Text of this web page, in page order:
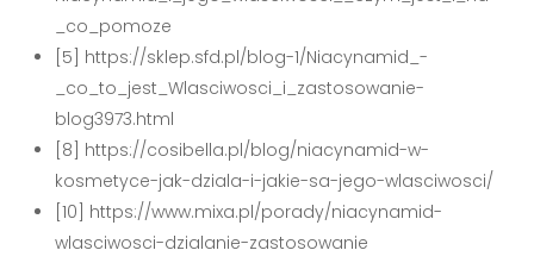
_co_pomoze
[5] https://sklep.sfd.pl/blog-1/Niacynamid_-
_co_to_jest_Wlasciwosci_i_zastosowanie-
blog3973.html
[8] https://cosibella.pl/blog/niacynamid-w-
kosmetyce-jak-dziala-i-jakie-sa-jego-wlasciwosci/
[10] https://www.mixa.pl/porady/niacynamid-
wlasciwosci-dzialanie-zastosowanie